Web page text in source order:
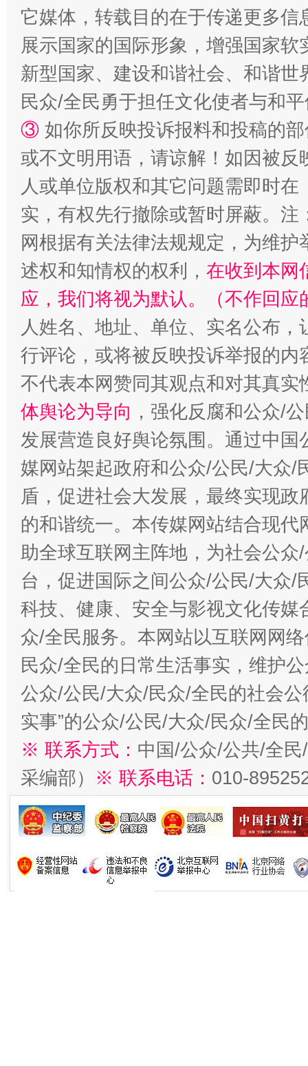
漫山遍野的桃花与雪山、麦地、白藏房 除
招工难、用工荒背后
它媒体，转载目的在于传递更多
展示国家的国际形象，增强国家
新型国家、建设和谐社会、和谐
民众/全民勇于担任文化使者与和
③ 如你所反映投诉报料和投稿的
或不文明用语，请谅解！如因被
人或单位版权和其它问题需即时在
实，有权先行撤除或暂时屏蔽。
网根据有关法律法规规定，为维
述权和知情权的权利， 在收到本网
应，我们将视为默认。（不作回应
人姓名、地址、单位、实名公布
行评论，或将被反映投诉举报的
不代表本网赞同其观点和对其真实
体舆论为导向 ，强化反腐和公众/
发展营造良好舆论氛围。通过中
媒网站架起政府和公众/公民/大众/
盾，促进社会大发展，最终实现
的和谐统一。本传媒网站结合现
助全球互联网主阵地，为社会公
台，促进国际之间公众/公民/大众/
科技、健康、安全与影视文化传
众/全民服务。本网站以互联网网
民众/全民的日常生活事实，维护
公众/公民/大众/民众/全民的社会公
实事”的公众/公民/大众/民众/全民
※ 联系方式： 中国/公众/公共/全
采编部） ※ 联系电话： 010-